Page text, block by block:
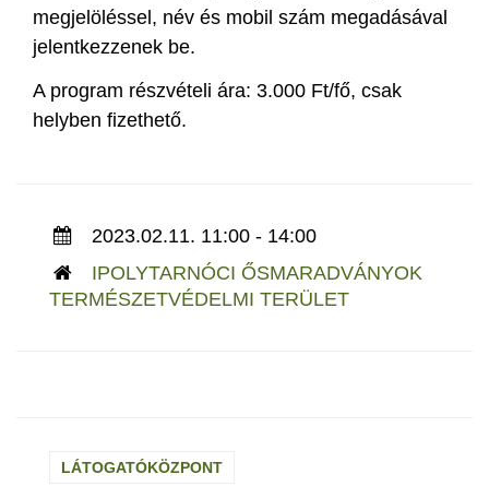
megjelöléssel, név és mobil szám megadásával
jelentkezzenek be.
A program részvételi ára: 3.000 Ft/fő, csak
helyben fizethető.
2023.02.11. 11:00 - 14:00
IPOLYTARNÓCI ŐSMARADVÁNYOK
TERMÉSZETVÉDELMI TERÜLET
LÁTOGATÓKÖZPONT